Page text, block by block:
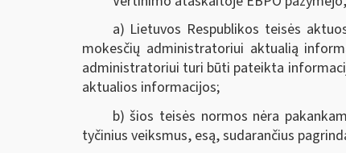
a) Lietuvos Respublikos teisės
mokesčių administratoriui aktualią
administratoriui turi būti pateikta
aktualios informacijos;
b) šios teisės normos nėra
tyčinius veiksmus, esą, sudarančius